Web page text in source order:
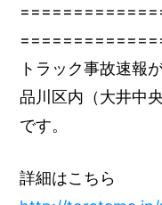
トラック事故速報
品川区内（大井中
です。
詳細はこちら